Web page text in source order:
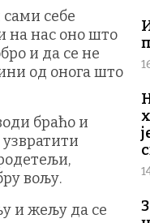
себе
на нас оно што
и да се не
од онога што
браћо и
вољу.
и жељу да се